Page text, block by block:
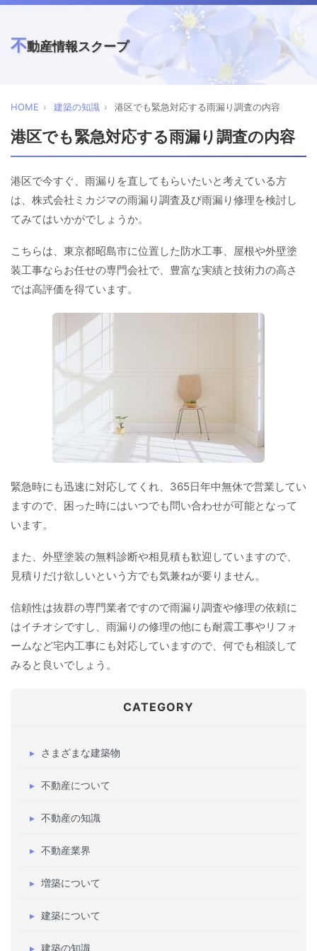
不動産情報スクープ
HOME 建築の知識 港区でも緊急対応する雨漏り調査の内容
港区でも緊急対応する雨漏り調査の内容
港区で今すぐ、雨漏りを直してもらいたいと考えている方
は、株式会社ミカジマの雨漏り調査及び雨漏り修理を検討し
てみてはいかがでしょうか。
こちらは、東京都昭島市に位置した防水工事、屋根や外壁塗
装工事ならお任せの専門会社で、豊富な実績と技術力の高さ
では高評価を得ています。
緊急時にも迅速に対応してくれ、365日年中無休で営業してい
ますので、困った時にはいつでも問い合わせが可能となって
います。
また、外壁塗装の無料診断や相見積も歓迎していますので、
見積りだけ欲しいという方でも気兼ねが要りません。
信頼性は抜群の専門業者ですので雨漏り調査や修理の依頼に
はイチオシですし、雨漏りの修理の他にも耐震工事やリフォ
ームなど宅内工事にも対応していますので、何でも相談して
みると良いでしょう。
CATEGORY
さまざまな建築物
不動産について
不動産の知識
不動産業界
増築について
建築について
建築の知識